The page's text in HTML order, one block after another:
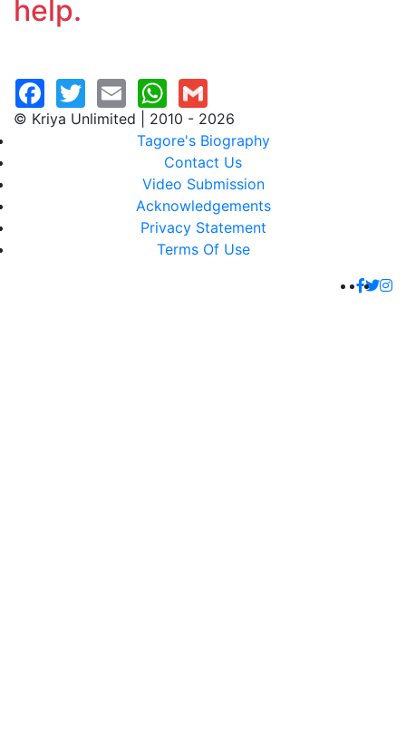
help.
© Kriya Unlimited | 2010 - 2026
Tagore's Biography
Contact Us
Video Submission
Acknowledgements
Privacy Statement
Terms Of Use